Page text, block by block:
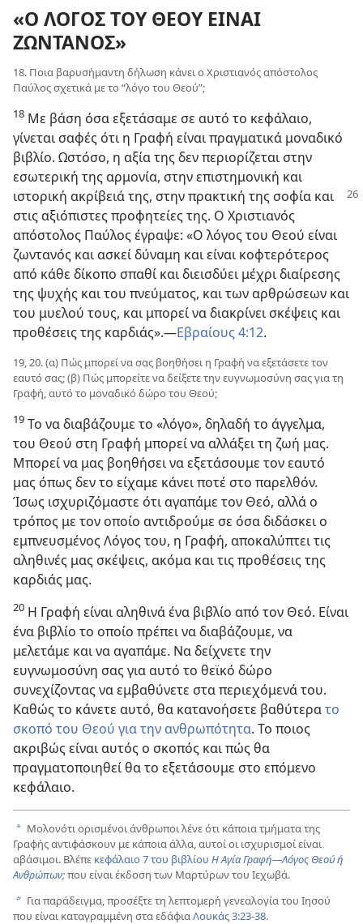
«Ο ΛΟΓΟΣ ΤΟΥ ΘΕΟΥ ΕΙΝΑΙ
ΖΩΝΤΑΝΟΣ»
18. Ποια βαρυσήμαντη δήλωση κάνει ο Χριστιανός απόστολος
Παύλος σχετικά με το “λόγο του Θεού”;
18 Με βάση όσα εξετάσαμε σε αυτό το κεφάλαιο,
γίνεται σαφές ότι η Γραφή είναι πραγματικά μοναδικό
βιβλίο. Ωστόσο, η αξία της δεν περιορίζεται στην
εσωτερική της αρμονία, στην επιστημονική και
ιστορική ακρίβειά της, στην πρακτική της σοφία και
στις αξιόπιστες προφητείες της. Ο Χριστιανός
απόστολος Παύλος έγραψε: «Ο λόγος του Θεού είναι
ζωντανός και ασκεί δύναμη και είναι κοφτερότερος
από κάθε δίκοπο σπαθί και διεισδύει μέχρι διαίρεσης
της ψυχής και του πνεύματος, και των αρθρώσεων και
του μυελού τους, και μπορεί να διακρίνει σκέψεις και
προθέσεις της καρδιάς».—Εβραίους 4:12.
19, 20. (α) Πώς μπορεί να σας βοηθήσει η Γραφή να εξετάσετε τον
εαυτό σας; (β) Πώς μπορείτε να δείξετε την ευγνωμοσύνη σας για τη
Γραφή, αυτό το μοναδικό δώρο του Θεού;
19 Το να διαβάζουμε το «λόγο», δηλαδή το άγγελμα,
του Θεού στη Γραφή μπορεί να αλλάξει τη ζωή μας.
Μπορεί να μας βοηθήσει να εξετάσουμε τον εαυτό
μας όπως δεν το είχαμε κάνει ποτέ στο παρελθόν.
Ίσως ισχυριζόμαστε ότι αγαπάμε τον Θεό, αλλά ο
τρόπος με τον οποίο αντιδρούμε σε όσα διδάσκει ο
εμπνευσμένος Λόγος του, η Γραφή, αποκαλύπτει τις
αληθινές μας σκέψεις, ακόμα και τις προθέσεις της
καρδιάς μας.
20 Η Γραφή είναι αληθινά ένα βιβλίο από τον Θεό. Είναι
ένα βιβλίο το οποίο πρέπει να διαβάζουμε, να
μελετάμε και να αγαπάμε. Να δείχνετε την
ευγνωμοσύνη σας για αυτό το θεϊκό δώρο
συνεχίζοντας να εμβαθύνετε στα περιεχόμενά του.
Καθώς το κάνετε αυτό, θα κατανοήσετε βαθύτερατο
σκοπό του Θεού για την ανθρωπότητα. Το ποιος
ακριβώς είναι αυτός ο σκοπός και πώς θα
πραγματοποιηθεί θα το εξετάσουμε στο επόμενο
κεφάλαιο.
a Μολονότι ορισμένοι άνθρωποι λένε ότι κάποια τμήματα της
Γραφής αντιφάσκουν με κάποια άλλα, αυτοί οι ισχυρισμοί είναι
αβάσιμοι. Βλέπε κεφάλαιο 7 του βιβλίου Η Αγία Γραφή—Λόγος Θεού ή
Ανθρώπων;που είναι έκδοση των Μαρτύρων του Ιεχωβά.
b Για παράδειγμα, προσέξτε τη λεπτομερή γενεαλογία του Ιησού
που είναι καταγραμμένη στα εδάφιαΛουκάς 3:23-38.